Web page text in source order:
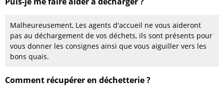
Malheureusement, Les agents d'accueil ne vous aideront
pas au déchargement de vos déchets, ils sont présents pour
vous donner les consignes ainsi que vous aiguiller vers les
bons quais.
Comment récupérer en déchetterie ?